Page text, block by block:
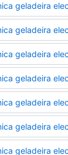
geladeira
geladeira
geladeira
geladeira
geladeira
geladeira
geladeira